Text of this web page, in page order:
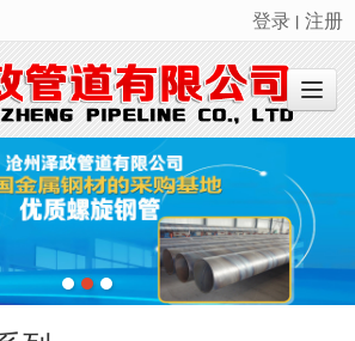
很遗憾，因您的浏览器版本过低导致无法获得最佳浏览体验，推荐下载安装谷歌浏览器！
登录 丨 注册